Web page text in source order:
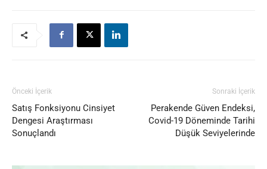
Önceki İçerik
Satış Fonksiyonu Cinsiyet
Dengesi Araştırması
Sonuçlandı
Sonraki İçerik
Perakende Güven Endeksi,
Covid-19 Döneminde Tarihi
Düşük Seviyelerinde